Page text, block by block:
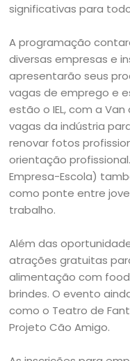
significativas para
A programação
diversas empresas e
apresentarão seus
vagas de emprego e
estão o IEL, com a
vagas da indústria
renovar fotos
orientação
Empresa-Escola)
como ponte entre
trabalho.
Além das
atrações gratuitas
alimentação com
brindes. O evento
como o Teatro de
Projeto Cão Amigo.